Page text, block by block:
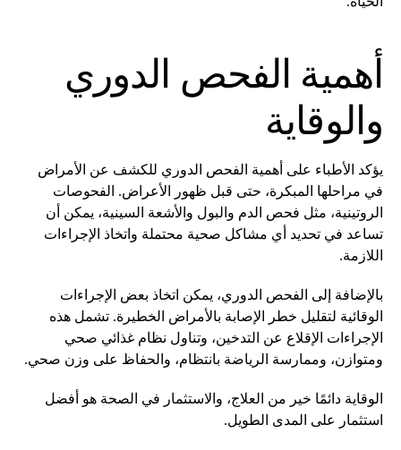
أهمية الفحص الدوري
والوقاية
يؤكد الأطباء على أهمية الفحص الدوري للكشف عن الأمراض
في مراحلها المبكرة، حتى قبل ظهور الأعراض. الفحوصات
الروتينية، مثل فحص الدم والبول والأشعة السينية، يمكن أن
تساعد في تحديد أي مشاكل صحية محتملة واتخاذ الإجراءات
اللازمة.
بالإضافة إلى الفحص الدوري، يمكن اتخاذ بعض الإجراءات
الوقائية لتقليل خطر الإصابة بالأمراض الخطيرة. تشمل هذه
الإجراءات الإقلاع عن التدخين، وتناول نظام غذائي صحي
ومتوازن، وممارسة الرياضة بانتظام، والحفاظ على وزن صحي.
الوقاية دائمًا خير من العلاج، والاستثمار في الصحة هو أفضل
استثمار على المدى الطويل.